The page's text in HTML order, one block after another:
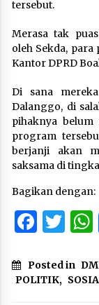
tersebut.
Merasa tak
oleh Sekda,
Kantor DPRD
Di sana
Dalanggo, di
pihaknya
program
berjanji akan
saksama di
Bagikan dengan:
Posted in DM
POLITIK,